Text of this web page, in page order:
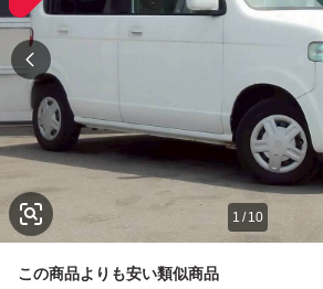
1 / 10
この商品よりも安い類似商品